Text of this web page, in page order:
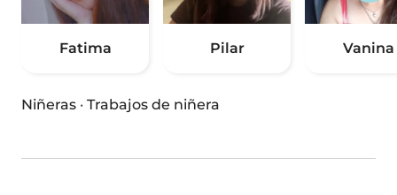
Fatima Pilar Vanina
Niñeras · Trabajos de niñera